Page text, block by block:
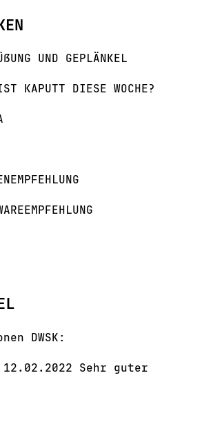
UND GEPLÄNKEL
KAPUTT DIESE WOCHE?
DWSK:
Sehr guter